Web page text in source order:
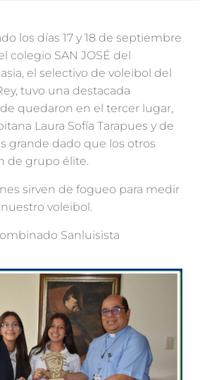
los días 17 y 18 de septiembre
colegio SAN JOSÉ del
el selectivo de voleibol del
tuvo una destacada
quedaron en el tercer lugar,
Laura Sofía Tarapues y de
grande dado que los otros
de grupo élite.
sirven de fogueo para medir
voleibol.
Sanluisista